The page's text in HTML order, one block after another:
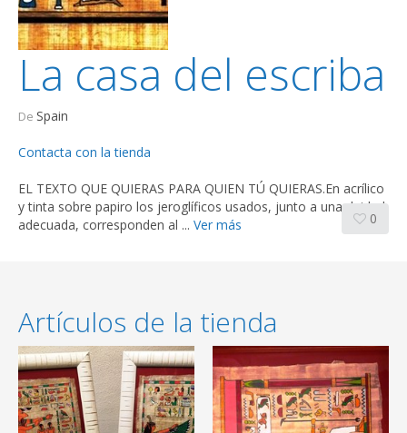
La casa del escriba
De Spain
Contacta con la tienda
EL TEXTO QUE QUIERAS PARA QUIEN TÚ QUIERAS.En acrílico
y tinta sobre papiro los jeroglíficos usados, junto a una deidad
adecuada, corresponden al ... Ver más 0
Artículos de la tienda